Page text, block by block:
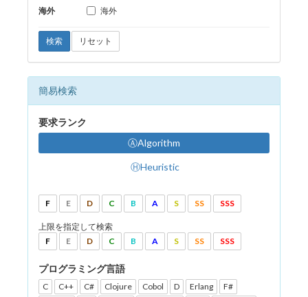
海外
海外
検索 リセット
簡易検索
要求ランク
ⒶAlgorithm
ⒽHeuristic
F E D C B A S SS SSS
上限を指定して検索
F
E D C B A S SS SSS
プログラミング言語
C C++ C# Clojure Cobol D Erlang
F#